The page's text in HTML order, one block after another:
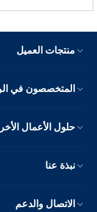
منتجات العميل
المتخصصون في
حلول الأعمال
نبذة عنا
الاتصال والدعم